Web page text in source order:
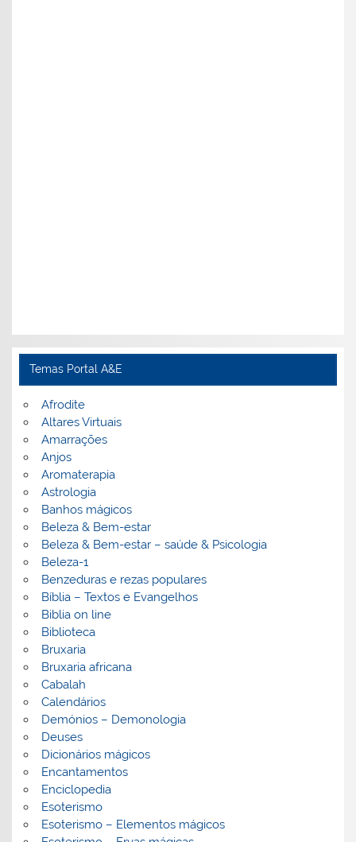
Temas Portal A&E
Afrodite
Altares Virtuais
Amarrações
Anjos
Aromaterapia
Astrologia
Banhos mágicos
Beleza & Bem-estar
Beleza & Bem-estar – saúde & Psicologia
Beleza-1
Benzeduras e rezas populares
Bíblia – Textos e Evangelhos
Biblia on line
Biblioteca
Bruxaria
Bruxaria africana
Cabalah
Calendários
Demónios – Demonologia
Deuses
Dicionários mágicos
Encantamentos
Enciclopedia
Esoterismo
Esoterismo – Elementos mágicos